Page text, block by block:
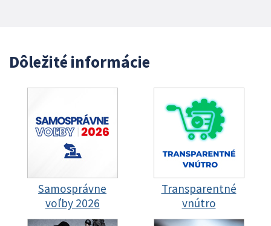
Dôležité informácie
Samosprávne
voľby 2026
Transparentné
vnútro